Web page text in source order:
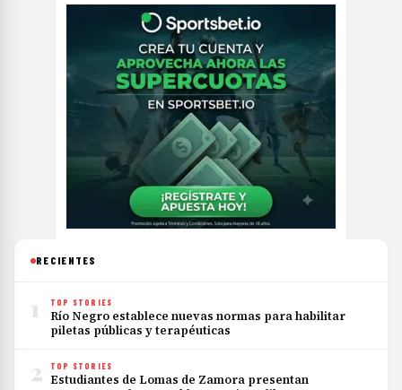
RECIENTES
1 TOP STORIES
Río Negro establece nuevas normas para habilitar
piletas públicas y terapéuticas
2 TOP STORIES
Estudiantes de Lomas de Zamora presentan